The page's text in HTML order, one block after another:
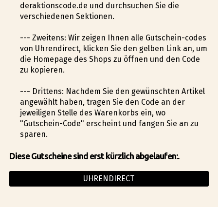
deraktionscode.de und durchsuchen Sie die
verschiedenen Sektionen.
--- Zweitens: Wir zeigen Ihnen alle Gutschein-codes
von Uhrendirect, klicken Sie den gelben Link an, um
die Homepage des Shops zu öffnen und den Code
zu kopieren.
--- Drittens: Nachdem Sie den gewünschten Artikel
angewählt haben, tragen Sie den Code an der
jeweiligen Stelle des Warenkorbs ein, wo
"Gutschein-Code" erscheint und fangen Sie an zu
sparen.
Diese Gutscheine sind erst kürzlich abgelaufen:.
UHRENDIRECT